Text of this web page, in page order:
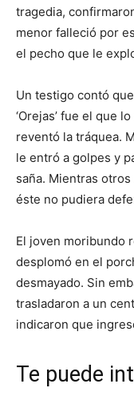
tragedia,
menor falleció por
el pecho que le
Un testigo contó
‘Orejas’ fue el que
reventó la tráquea.
le entró a golpes y
saña. Mientras
éste no pudiera
El joven moribundo
desplomó en el
desmayado. Sin
trasladaron a un
indicaron que
Te puede